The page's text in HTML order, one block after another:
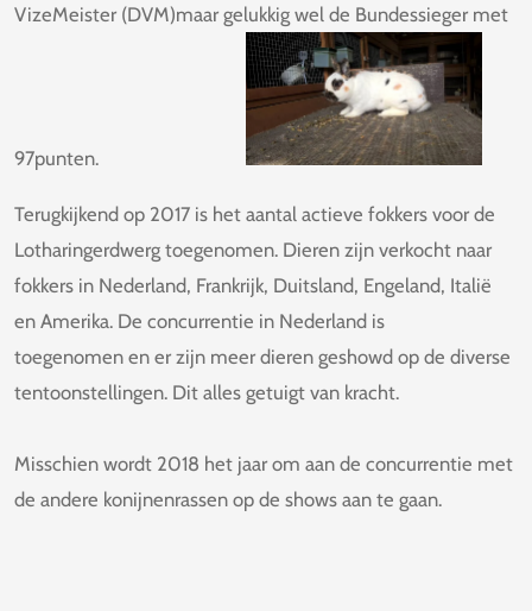
VizeMeister (DVM)maar gelukkig wel de Bundessieger met
97punten.
Terugkijkend op 2017 is het aantal actieve fokkers voor de
Lotharingerdwerg toegenomen. Dieren zijn verkocht naar
fokkers in Nederland, Frankrijk, Duitsland, Engeland, Italië
en Amerika. De concurrentie in Nederland is
toegenomen en er zijn meer dieren geshowd op de diverse
tentoonstellingen. Dit alles getuigt van kracht.
Misschien wordt 2018 het jaar om aan de concurrentie met
de andere konijnenrassen op de shows aan te gaan.